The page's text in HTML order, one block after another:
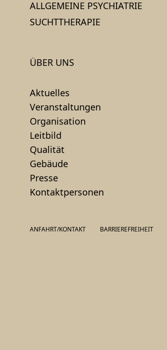
ALLGEMEINE PSYCHIATRIE
SUCHTTHERAPIE
ÜBER UNS
Aktuelles
Veranstaltungen
Organisation
Leitbild
Qualität
Gebäude
Presse
Kontaktpersonen
ANFAHRT/KONTAKT BARRIEREFREIHEIT